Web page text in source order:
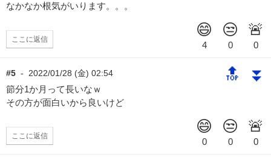
なかなか根気がいります。。。
ここに返信
#5 - 2022/01/28 (金) 02:54 🔝 ⏬
節分1か月って長いなｗ
その方が面白いから良いけど
ここに返信